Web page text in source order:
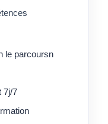
le parcoursn
7j/7